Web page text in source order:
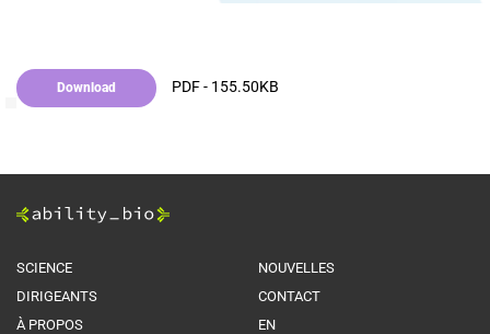
Download PDF - 155.50KB
SCIENCE
DIRIGEANTS
À PROPOS
NOUVELLES
CONTACT
EN